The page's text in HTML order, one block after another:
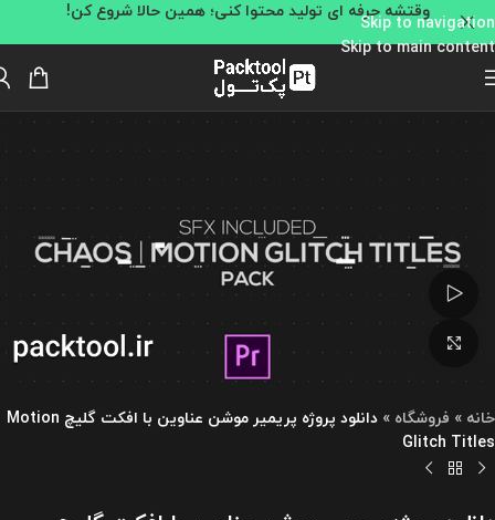
Skip to navigation
Skip to main content
وقتشه حرفه ای تولید محتوا کنی؛ همین حالا شروع کن!
تماشای ویدئو
خانه » فروشگاه »
دانلود پروژه پریمیر موشن عناوین با افکت گلیچ Motion
Glitch Titles